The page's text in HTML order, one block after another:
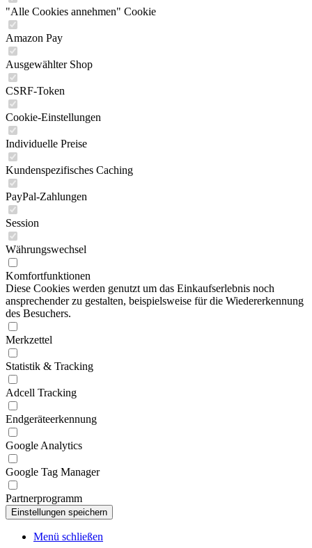
"Alle Cookies annehmen" Cookie
Amazon Pay
Ausgewählter Shop
CSRF-Token
Cookie-Einstellungen
Individuelle Preise
Kundenspezifisches Caching
PayPal-Zahlungen
Session
Währungswechsel
Komfortfunktionen
Diese Cookies werden genutzt um das Einkaufserlebnis noch
ansprechender zu gestalten, beispielsweise für die Wiedererkennung
des Besuchers.
Merkzettel
Statistik & Tracking
Adcell Tracking
Endgeräteerkennung
Google Analytics
Google Tag Manager
Partnerprogramm
Menü schließen